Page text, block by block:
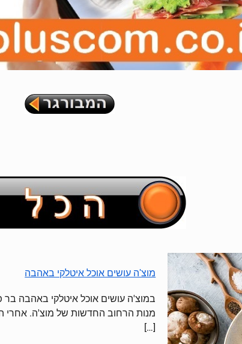
מוצ'ה עושים אוכל איטלקי באהבה
במוצ'ה עושים אוכל איטלקי באהבה בר
מנות הרחוב החדשות של מוצ'ה. אחרי
[…]